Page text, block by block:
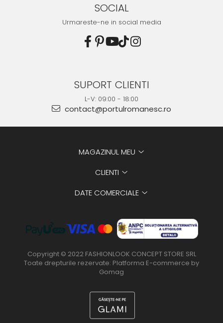
SOCIAL
Urmareste-ne in social media
SUPORT CLIENTI
L-V: 09:00 - 18:00
contact@portulromanesc.ro
MAGAZINUL MEU
CLIENTI
DATE COMERCIALE
Copyright © 2022 FASHIONLOOK CONCEPT STORE SRL
Toate drepturile rezervate: Platforma E-commerce by
Gomag